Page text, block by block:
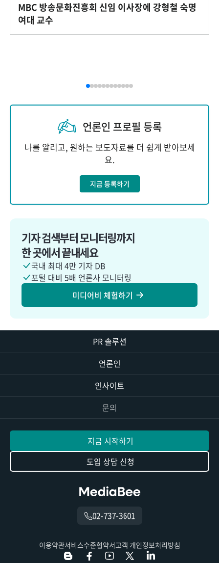
MBC 방송문화진흥회 신임 이사장에 강형철 숙명
여대 교수
언론인 프로필 등록
나를 알리고, 원하는 보도자료를 더 쉽게 받아보세
요.
지금 등록하기
기자 검색부터 모니터링까지
한 곳에서 끝내세요
국내 최대 4만 기자 DB
포털 대비 5배 언론사 모니터링
미디어비 체험하기
PR 솔루션
언론인
인사이트
문의
지금 시작하기
도입 상담 신청
02-737-3601
이용약관서비스수준협약서고객 개인정보처리방침